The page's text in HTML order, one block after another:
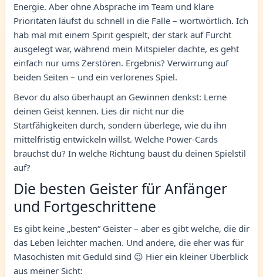
Energie. Aber ohne Absprache im Team und klare
Prioritäten läufst du schnell in die Falle – wortwörtlich. Ich
hab mal mit einem Spirit gespielt, der stark auf Furcht
ausgelegt war, während mein Mitspieler dachte, es geht
einfach nur ums Zerstören. Ergebnis? Verwirrung auf
beiden Seiten – und ein verlorenes Spiel.
Bevor du also überhaupt an Gewinnen denkst: Lerne
deinen Geist kennen. Lies dir nicht nur die
Startfähigkeiten durch, sondern überlege, wie du ihn
mittelfristig entwickeln willst. Welche Power-Cards
brauchst du? In welche Richtung baust du deinen Spielstil
auf?
Die besten Geister für Anfänger
und Fortgeschrittene
Es gibt keine „besten“ Geister – aber es gibt welche, die dir
das Leben leichter machen. Und andere, die eher was für
Masochisten mit Geduld sind 😉 Hier ein kleiner Überblick
aus meiner Sicht: